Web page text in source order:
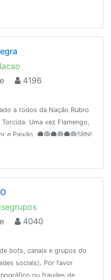
4196
a todos da Nação Rubro
Uma vez Flamengo,
e Paixão. ⚫️🔴⚫️🔴⚫️🔴SRN!
4040
bots, canais e grupos do
sociais). Por favor
ou fraudes de